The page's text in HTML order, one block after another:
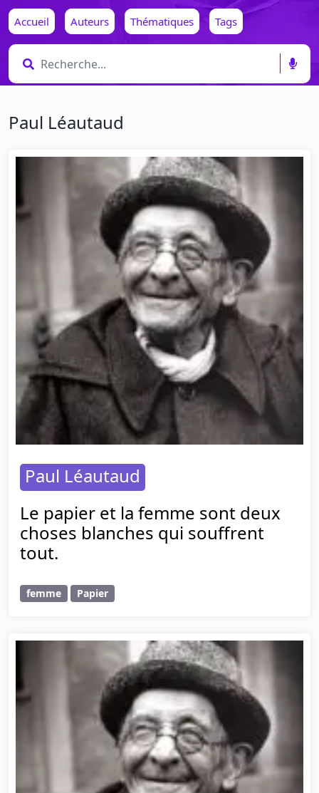
Accueil Auteurs Thématiques Tags
Paul Léautaud
Paul Léautaud
Le papier et la femme sont deux
choses blanches qui souffrent
tout.
femme Papier